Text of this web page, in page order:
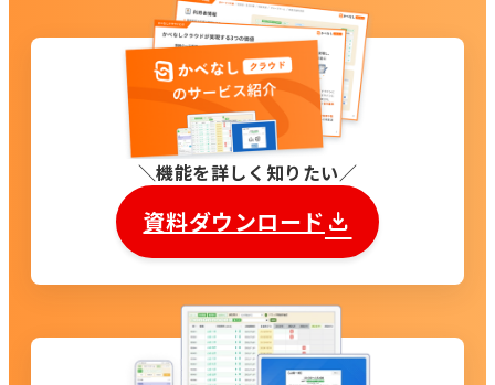
機能を詳しく知りたい
資料ダウンロード